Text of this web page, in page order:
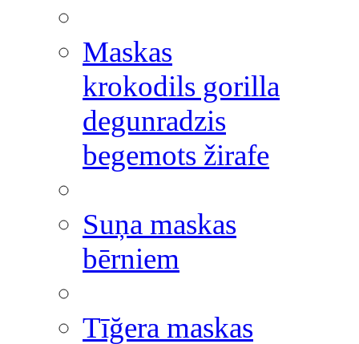
Maskas
krokodils gorilla
degunradzis
begemots žirafe
Suņa maskas
bērniem
Tīğera maskas